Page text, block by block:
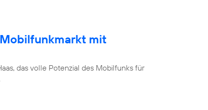
mit
das volle Potenzial des Mobilfunks für